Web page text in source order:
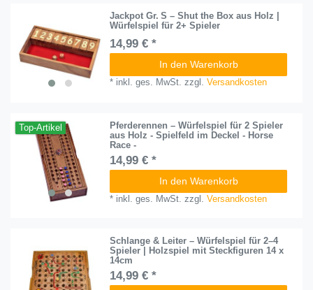
Jackpot Gr. S – Shut the Box aus Holz |
Würfelspiel für 2+ Spieler
14,99 € *
In den Warenkorb
* inkl. ges. MwSt. zzgl.Versandkosten
Top-Artikel
Pferderennen – Würfelspiel für 2 Spieler
aus Holz - Spielfeld im Deckel - Horse
Race -
14,99 € *
In den Warenkorb
* inkl. ges. MwSt. zzgl.Versandkosten
Schlange & Leiter – Würfelspiel für 2–4
Spieler | Holzspiel mit Steckfiguren 14 x
14cm
14,99 € *